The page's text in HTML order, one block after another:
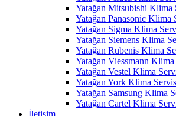
Yatağan Mitsubishi Klima
Yatağan Panasonic Klima
Yatağan Sigma Klima
Yatağan Siemens Klima
Yatağan Rubenis Klima
Yatağan Viessmann
Yatağan Vestel Klima
Yatağan York Klima
Yatağan Samsung Klima
Yatağan Cartel Klima
İletişim